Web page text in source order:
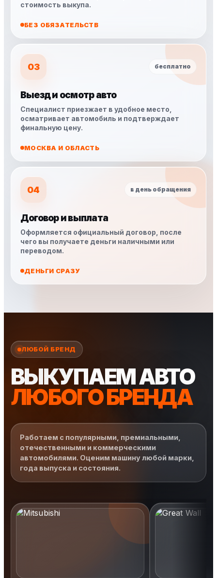
стоимость выкупа.
БЕЗ ОБЯЗАТЕЛЬСТВ
03 бесплатно
Выезд и осмотр авто
Специалист приезжает в удобное место,
осматривает автомобиль и подтверждает
финальную цену.
МОСКВА И ОБЛАСТЬ
04 в день обращения
Договор и выплата
Оформляется официальный договор, после
чего вы получаете деньги наличными или
переводом.
ДЕНЬГИ СРАЗУ
ЛЮБОЙ БРЕНД
ВЫКУПАЕМ АВТО
ЛЮБОГО БРЕНДА
Работаем с популярными, премиальными,
отечественными и коммерческими
автомобилями. Оценим машину любой марки,
года выпуска и состояния.